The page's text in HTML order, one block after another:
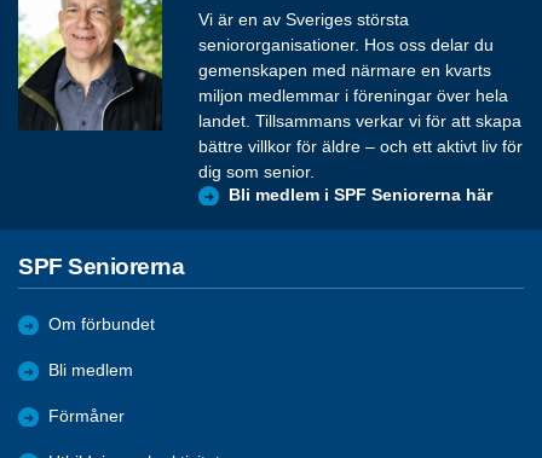
Vi är en av Sveriges största
seniororganisationer. Hos oss delar du
gemenskapen med närmare en kvarts
miljon medlemmar i föreningar över hela
landet. Tillsammans verkar vi för att skapa
bättre villkor för äldre – och ett aktivt liv för
dig som senior.
Bli medlem i SPF Seniorerna här
SPF Seniorerna
Om förbundet
Bli medlem
Förmåner